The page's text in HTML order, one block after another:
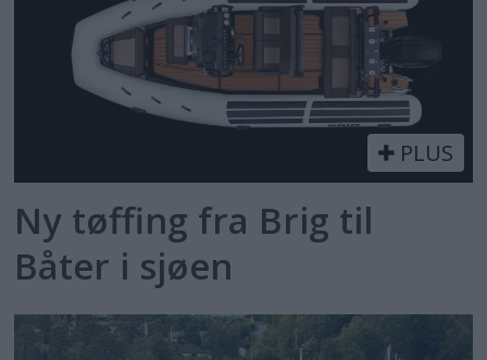
PLUS
Ny tøffing fra Brig til
Båter i sjøen